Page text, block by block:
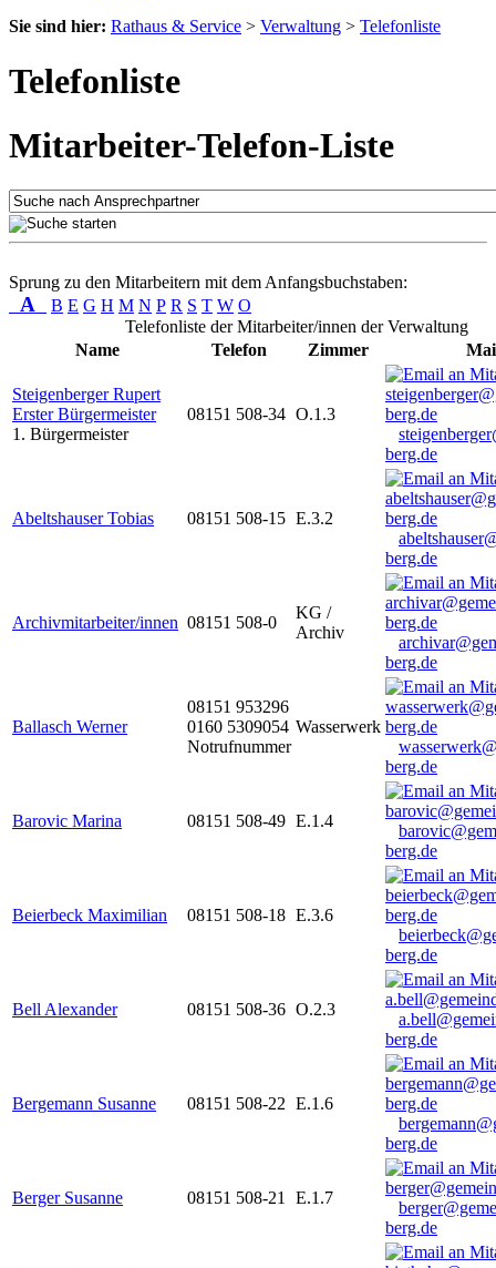
Sie sind hier: Rathaus & Service > Verwaltung > Telefonliste
Telefonliste
Mitarbeiter-Telefon-Liste
Sprung zu den Mitarbeitern mit dem Anfangsbuchstaben:
A B E G H M N P R S T W O
Telefonliste der Mitarbeiter/innen der Verwaltung
Name
Telefon Zimmer
Steigenberger Rupert
Erster Bürgermeister
1. Bürgermeister
08151 508-34 O.1.3
berg.de
Abeltshauser Tobias 08151 508-15 E.3.2
berg.de
Archivmitarbeiter/innen 08151 508-0
KG /
Archiv
berg.de
Ballasch Werner
08151 953296
0160 5309054
Notrufnummer
Wasserwerk
berg.de
Barovic Marina 08151 508-49 E.1.4
berg.de
Beierbeck Maximilian 08151 508-18 E.3.6
berg.de
Bell Alexander 08151 508-36 O.2.3
berg.de
Bergemann Susanne 08151 508-22 E.1.6
berg.de
Berger Susanne 08151 508-21 E.1.7
berg.de